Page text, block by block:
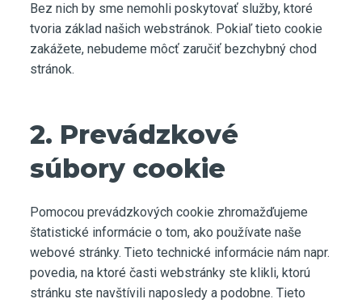
Bez nich by sme nemohli poskytovať služby, ktoré
tvoria základ našich webstránok. Pokiaľ tieto cookie
zakážete, nebudeme môcť zaručiť bezchybný chod
stránok.
2. Prevádzkové
súbory cookie
Pomocou prevádzkových cookie zhromažďujeme
štatistické informácie o tom, ako používate naše
webové stránky. Tieto technické informácie nám napr.
povedia, na ktoré časti webstránky ste klikli, ktorú
stránku ste navštívili naposledy a podobne. Tieto